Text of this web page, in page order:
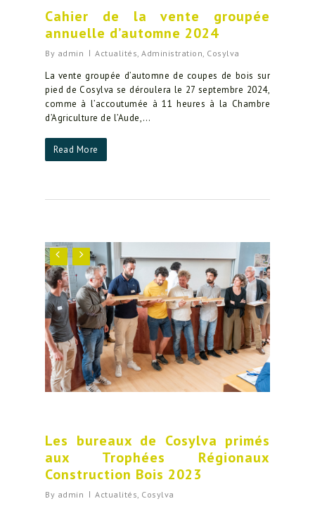
Cahier de la vente groupée
annuelle d’automne 2024
By admin Actualités Administration Cosylva
La vente groupée d’automne de coupes de bois sur
pied de Cosylva se déroulera le 27 septembre 2024,
comme à l’accoutumée à 11 heures à la Chambre
d’Agriculture de l’Aude,…
Read More
Les bureaux de Cosylva primés
aux Trophées Régionaux
Construction Bois 2023
By admin Actualités Cosylva